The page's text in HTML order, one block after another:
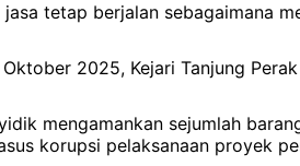
tetap berjalan sebagaimana
2025, Kejari Tanjung
mengamankan sejumlah
korupsi pelaksanaan proyek